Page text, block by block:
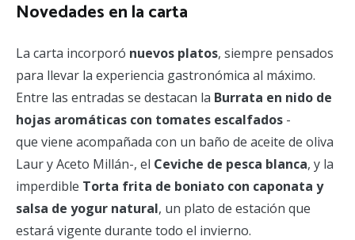
Novedades en la carta
La carta incorporó nuevos platos, siempre pensados
para llevar la experiencia gastronómica al máximo.
Entre las entradas se destacan la Burrata en nido de
hojas aromáticas con tomates escalfados -
que viene acompañada con un baño de aceite de oliva
Laur y Aceto Millán-, el Ceviche de pesca blanca, y la
imperdible Torta frita de boniato con caponata y
salsa de yogur natural, un plato de estación que
estará vigente durante todo el invierno.